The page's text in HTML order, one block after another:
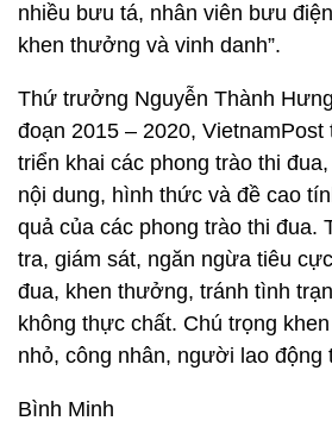
nhiều bưu tá, nhân viên bưu
khen thưởng và vinh danh”.
Thứ trưởng Nguyễn Thành
đoạn 2015 – 2020,
triển khai các phong trào thi
nội dung, hình thức và đề cao
quả của các phong trào thi đua.
tra, giám sát, ngăn ngừa tiêu
đua, khen thưởng, tránh tình
không thực chất. Chú trọng
nhỏ, công nhân, người lao động
Bình Minh